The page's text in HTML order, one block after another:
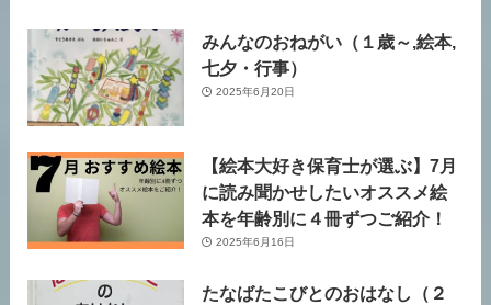
みんなのおねがい（１歳～,絵本,
七夕・行事）
2025年6月20日
【絵本大好き保育士が選ぶ】7月
に読み聞かせしたいオススメ絵
本を年齢別に４冊ずつご紹介！
2025年6月16日
たなばたこびとのおはなし（２